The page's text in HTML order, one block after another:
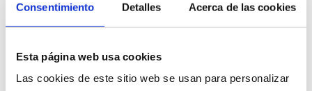
Consentimiento Detalles Acerca de las cookies
Esta página web usa cookies
Las cookies de este sitio web se usan para personalizar